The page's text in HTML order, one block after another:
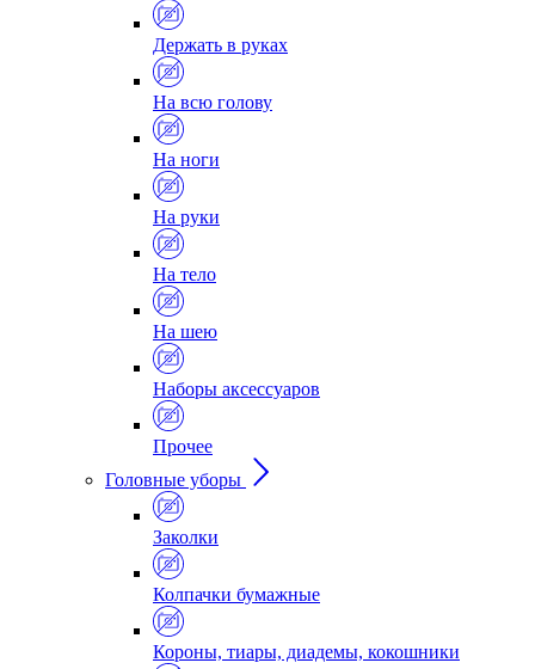
Держать в руках
На всю голову
На ноги
На руки
На тело
На шею
Наборы аксессуаров
Прочее
Головные уборы
Заколки
Колпачки бумажные
Короны, тиары, диадемы, кокошники